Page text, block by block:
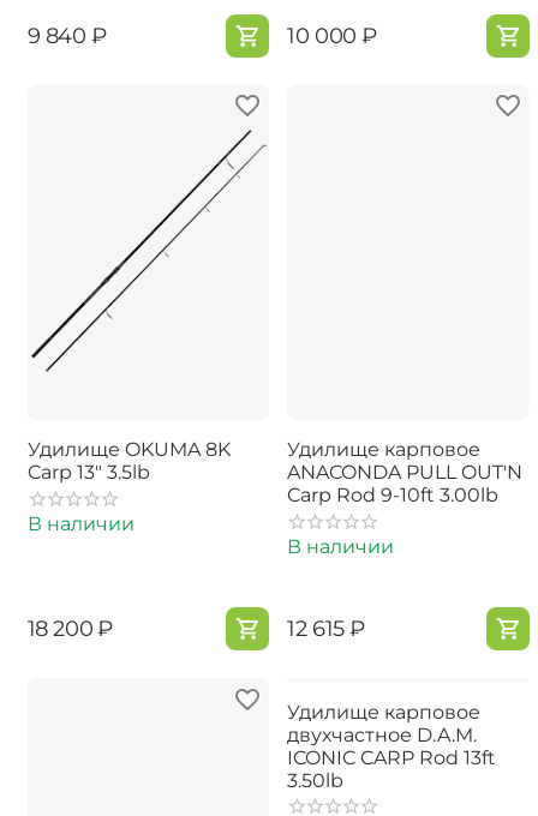
‍9 840‍ ₽ ‍10 000‍ ₽
Удилище OKUMA 8K
Carp 13" 3.5lb
В наличии
‍18 200‍₽
Удилище карповое
ANACONDA PULL OUT'N
Carp Rod 9-10ft 3.00lb
В наличии
‍12 615‍₽
Удилище карповое
двухчастное D.A.M.
ICONIC CARP Rod 13ft
3.50lb